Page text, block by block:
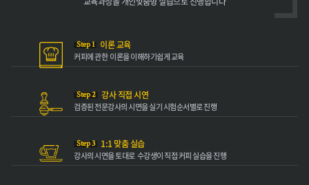
Step 1 이론 교육
커피에 관한이론을 이해하기쉽게 교육
Step 2 강사 직접 시연
검증된 전문강사의시연을 실기 시험순서별로 진행
Step 3 1:1 맞춤 실습
강사의 시연을 토대로수강생이 직접 커피실습을 진행